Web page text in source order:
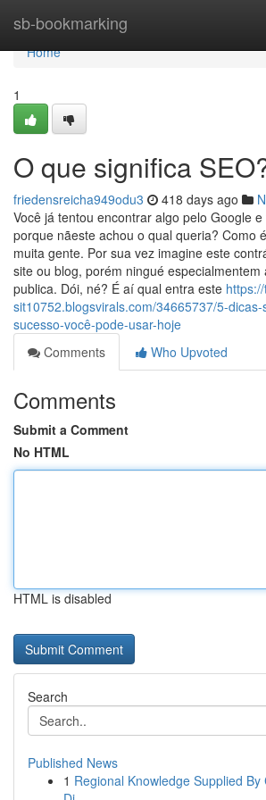
sb-bookmarking
Home
Home
1
O que significa
friedensreicha949odu3 418 days ago
Você já tentou encontrar algo pelo Google
porque nãeste achou o qual queria? Como
muita gente. Por sua vez imagine este
site ou blog, porém ningué
publica. Dói, né? É aí qual entra este
sit10752.blogsvirals.com/34665737/5-
sucesso-você-pode-usar-hoje
Comments
Who Upvoted
Comments
Submit a Comment
No HTML
HTML is disabled
Search
Published News
1 Regional Knowledge Supplied By